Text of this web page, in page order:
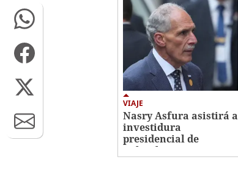
secondsVolume
0%
VIAJE
Nasry Asfura asistirá a
investidura
presidencial de
Colombia